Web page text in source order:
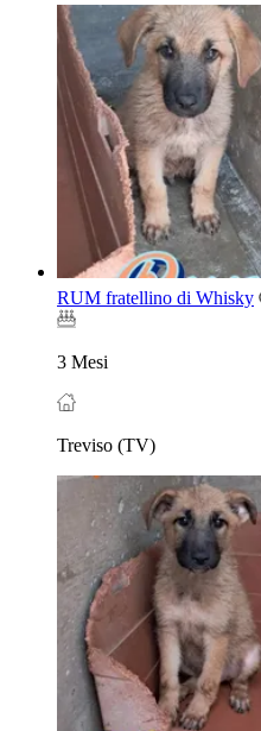
RUM fratellino di Whisky
3 Mesi
Treviso (TV)